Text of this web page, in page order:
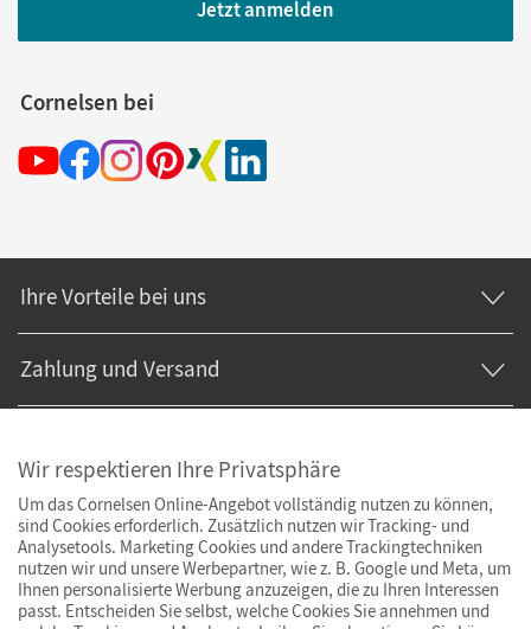
Jetzt anmelden
Cornelsen bei
Ihre Vorteile bei uns
Zahlung und Versand
Wir respektieren Ihre Privatsphäre
Um das Cornelsen Online-Angebot vollständig nutzen zu können,
sind Cookies erforderlich. Zusätzlich nutzen wir Tracking- und
Analysetools. Marketing Cookies und andere Trackingtechniken
nutzen wir und unsere Werbepartner, wie z. B. Google und Meta, um
Ihnen personalisierte Werbung anzuzeigen, die zu Ihren Interessen
passt. Entscheiden Sie selbst, welche Cookies Sie annehmen und